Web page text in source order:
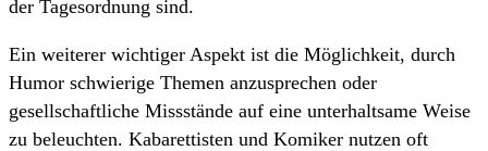
der Tagesordnung sind.
Ein weiterer wichtiger Aspekt ist die Möglichkeit, durch
Humor schwierige Themen anzusprechen oder
gesellschaftliche Missstände auf eine unterhaltsame Weise
zu beleuchten. Kabarettisten und Komiker nutzen oft